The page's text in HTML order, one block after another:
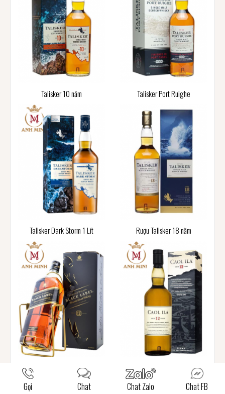
Talisker 10 năm Talisker Port Ruighe
Talisker Dark Storm 1 Lít Rượu Talisker 18 năm
Rượu Johnnie Walker Black
Rượu Caol Ila 12 Năm
Gọi Chat Chat Zalo Chat FB